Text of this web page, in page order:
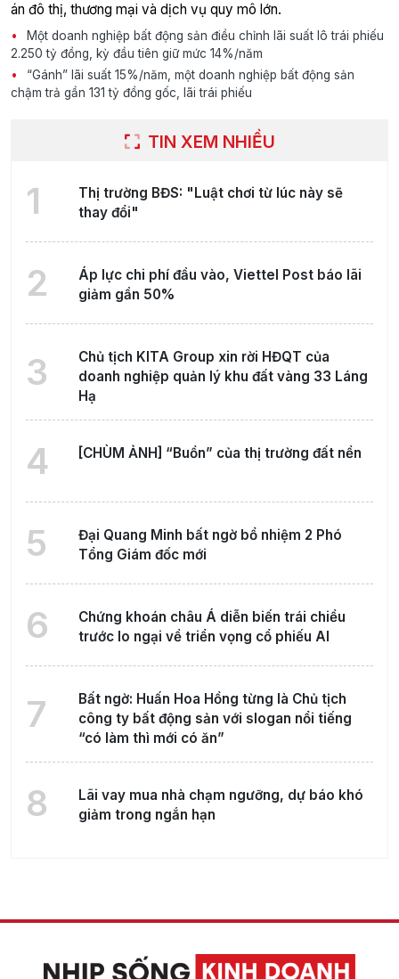
án đô thị, thương mại và dịch vụ quy mô lớn.
Một doanh nghiệp bất động sản điều chỉnh lãi suất lô trái phiếu
2.250 tỷ đồng, kỳ đầu tiên giữ mức 14%/năm
“Gánh” lãi suất 15%/năm, một doanh nghiệp bất động sản
chậm trả gần 131 tỷ đồng gốc, lãi trái phiếu
TIN XEM NHIỀU
1
Thị trường BĐS: "Luật chơi từ lúc này sẽ
thay đổi"
2
Áp lực chi phí đầu vào, Viettel Post báo lãi
giảm gần 50%
3
Chủ tịch KITA Group xin rời HĐQT của
doanh nghiệp quản lý khu đất vàng 33 Láng
Hạ
4 [CHÙM ẢNH] “Buồn” của thị trường đất nền
5
Đại Quang Minh bất ngờ bổ nhiệm 2 Phó
Tổng Giám đốc mới
6
Chứng khoán châu Á diễn biến trái chiều
trước lo ngại về triển vọng cổ phiếu AI
7
Bất ngờ: Huấn Hoa Hồng từng là Chủ tịch
công ty bất động sản với slogan nổi tiếng
“có làm thì mới có ăn”
8
Lãi vay mua nhà chạm ngưỡng, dự báo khó
giảm trong ngắn hạn